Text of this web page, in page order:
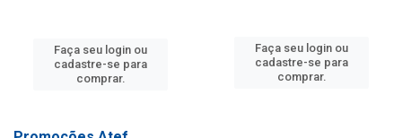
Faça seu login ou
cadastre-se para
comprar.
Faça seu login ou
cadastre-se para
comprar.